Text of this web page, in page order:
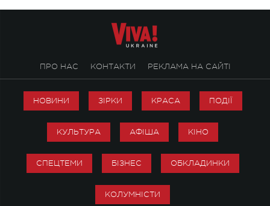
ПРО НАС КОНТАКТИ РЕКЛАМА НА САЙТІ
НОВИНИ ЗІРКИ КРАСА ПОДІЇ
КУЛЬТУРА АФІША КІНО
СПЕЦТЕМИ БІЗНЕС ОБКЛАДИНКИ
КОЛУМНІСТИ